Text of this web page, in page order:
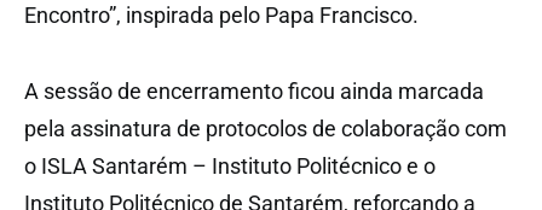
Encontro”, inspirada pelo Papa Francisco.
A sessão de encerramento ficou ainda marcada
pela assinatura de protocolos de colaboração com
o ISLA Santarém – Instituto Politécnico e o
Instituto Politécnico de Santarém, reforçando a